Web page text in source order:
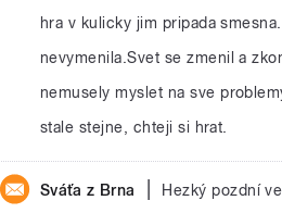
hra v kulicky jim pripada
nevymenila.Svet se zmenil a
nemusely myslet na sve
stale stejne, chteji si hrat.
Sváťa z Brna
Hezký pozdní